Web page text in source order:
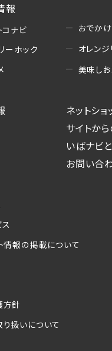
報
コナビ
ーホック
おでか
オレン
美味し
ネットシ
サイトか
いばナビ
お問い合
情報の掲載について
方針
扱いについて